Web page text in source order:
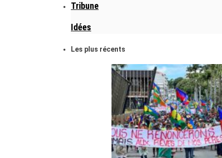
Tribune
Idées
Les plus récents